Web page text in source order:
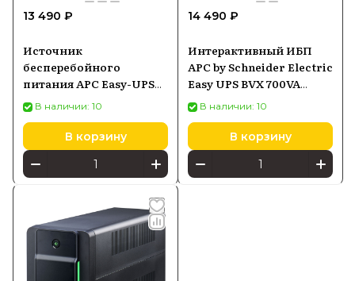
13 490 ₽
Источник
бесперебойного
питания APC Easy-UPS
BVX700LI, 700ВA
(BVX700LI)
В наличии: 10
В корзину
14 490 ₽
Интерактивный ИБП
APC by Schneider Electric
Easy UPS BVX 700VA
(BVX700LI-GR) черный
В наличии: 10
В корзину